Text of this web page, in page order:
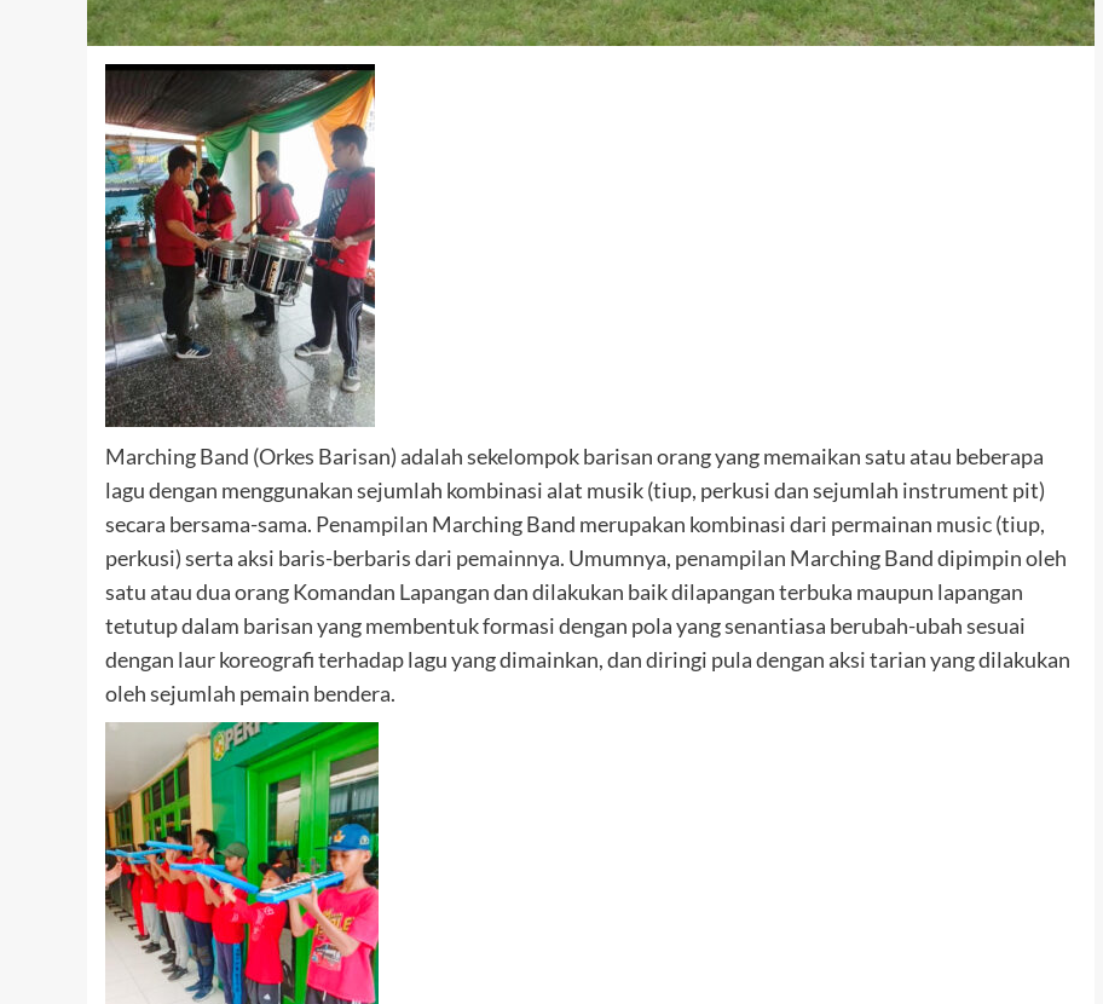
Marching Band (Orkes Barisan) adalah sekelompok barisan orang yang memaikan satu atau beberapa
lagu dengan menggunakan sejumlah kombinasi alat musik (tiup, perkusi dan sejumlah instrument pit)
secara bersama-sama. Penampilan Marching Band merupakan kombinasi dari permainan music (tiup,
perkusi) serta aksi baris-berbaris dari pemainnya. Umumnya, penampilan Marching Band dipimpin oleh
satu atau dua orang Komandan Lapangan dan dilakukan baik dilapangan terbuka maupun lapangan
tetutup dalam barisan yang membentuk formasi dengan pola yang senantiasa berubah-ubah sesuai
dengan laur koreografi terhadap lagu yang dimainkan, dan diringi pula dengan aksi tarian yang dilakukan
oleh sejumlah pemain bendera.